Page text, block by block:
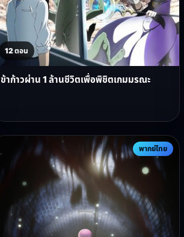
12 ตอน
ข้าก้าวผ่าน 1 ล้านชีวิตเพื่อพิชิตเกมมรณะ
พากย์ไทย